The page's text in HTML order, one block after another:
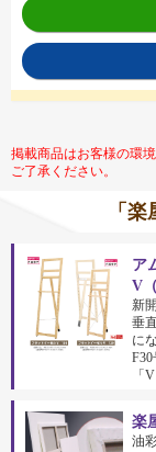
掲載商品はお客様の環
ご了承ください。
「
ア
V
新
垂
に
「
楽
油